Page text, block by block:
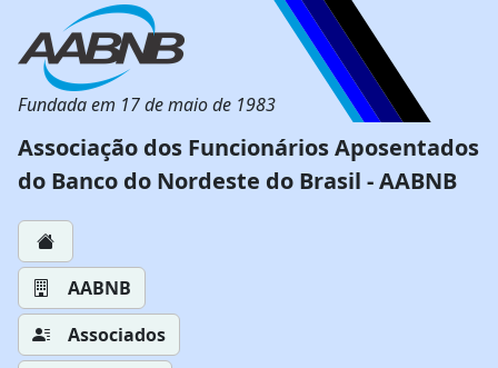
Fundada em 17 de maio de 1983
Associação dos Funcionários Aposentados
do Banco do Nordeste do Brasil - AABNB
AABNB
Associados